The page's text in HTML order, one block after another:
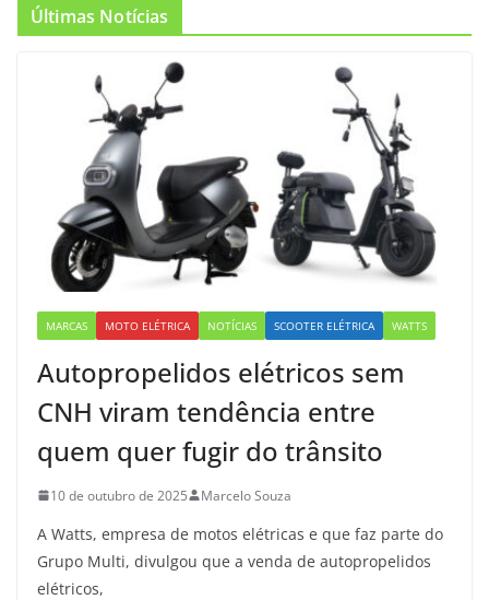
Últimas Notícias
MARCAS MOTO ELÉTRICA NOTÍCIAS SCOOTER ELÉTRICA WATTS
Autopropelidos elétricos sem
CNH viram tendência entre
quem quer fugir do trânsito
10 de outubro de 2025 Marcelo Souza
A Watts, empresa de motos elétricas e que faz parte do
Grupo Multi, divulgou que a venda de autopropelidos
elétricos,